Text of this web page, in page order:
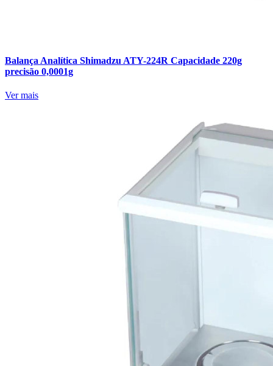
Balança Analítica Shimadzu ATY-224R Capacidade 220g
precisão 0,0001g
Ver mais